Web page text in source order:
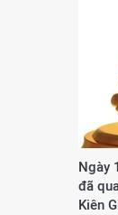
Ngày
đã
Kiên